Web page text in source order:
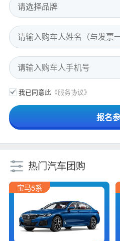
请选择品牌
我已同意此 《服务协议》
热门汽车团购
宝马5系